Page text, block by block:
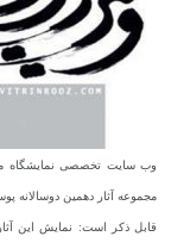
مجموعه آثار دهمین دوسالانه